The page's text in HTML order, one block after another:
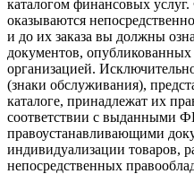
каталогом финансовых
оказываются
и до их заказа вы должны
документов,
организацией.
(знаки обслуживания),
каталоге, принадлежат их
соответствии с выданными
правоустанавливающими
индивидуализации товаров,
непосредственных